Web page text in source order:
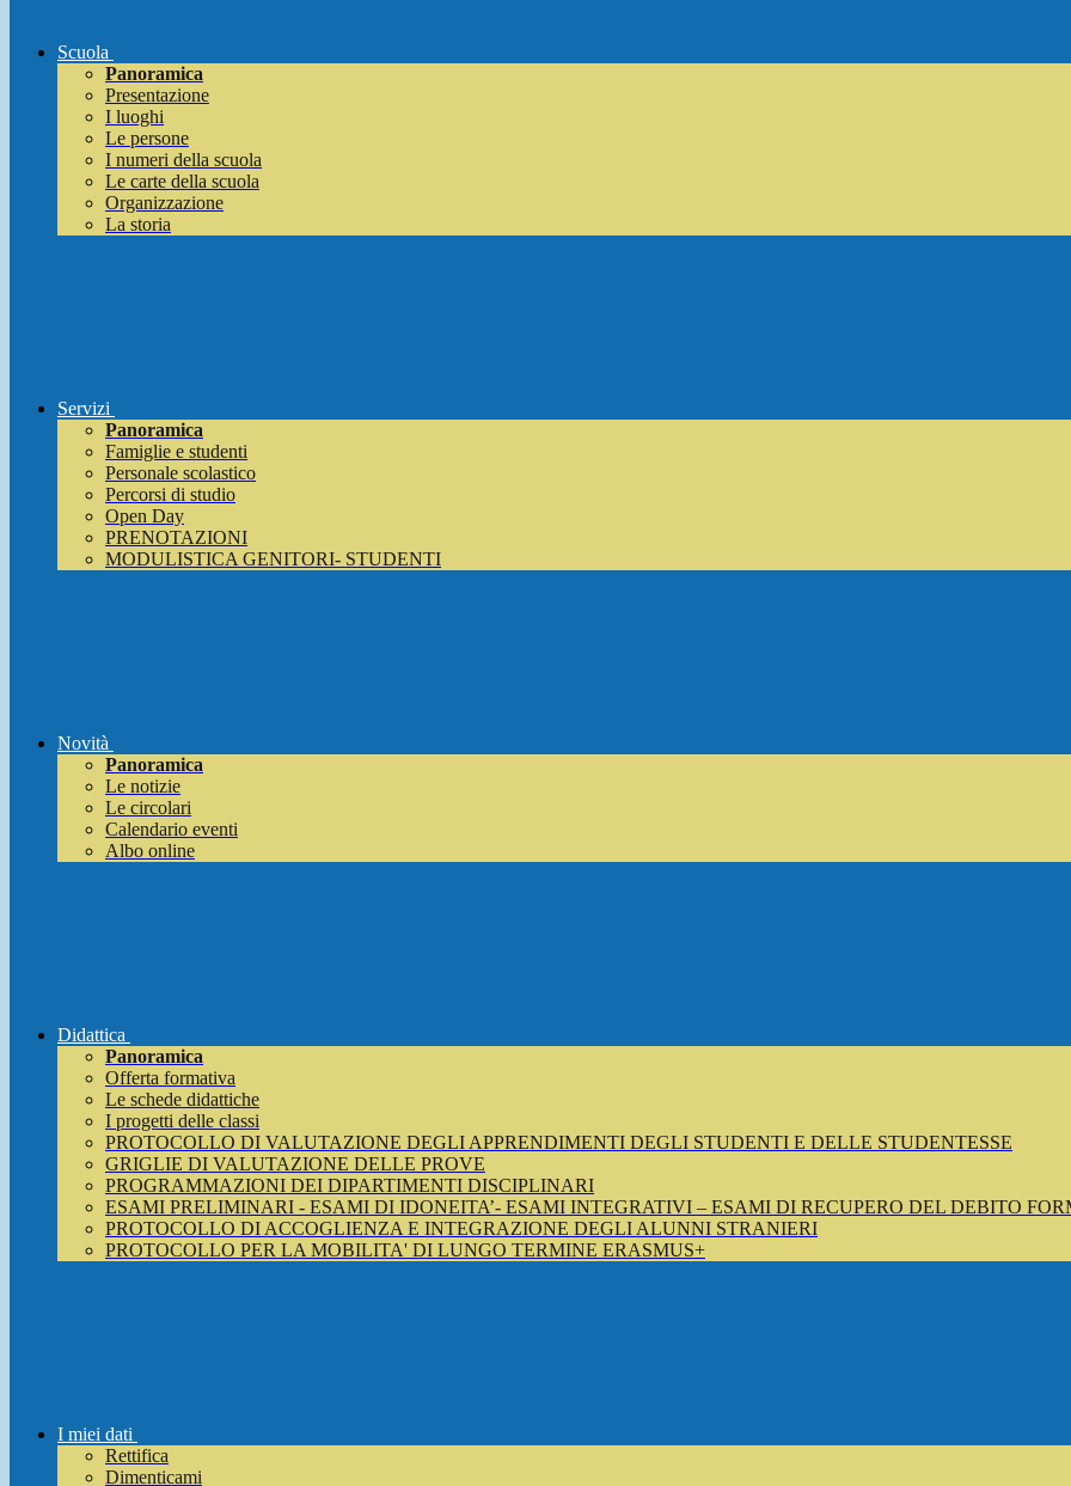
Scuola
Panoramica
Presentazione
I luoghi
Le persone
I numeri della scuola
Le carte della scuola
Organizzazione
La storia
Servizi
Panoramica
Famiglie e studenti
Personale scolastico
Percorsi di studio
Open Day
PRENOTAZIONI
MODULISTICA GENITORI- STUDENTI
Novità
Panoramica
Le notizie
Le circolari
Calendario eventi
Albo online
Didattica
Panoramica
Offerta formativa
Le schede didattiche
I progetti delle classi
PROTOCOLLO DI VALUTAZIONE DEGLI APPRENDIMENTI DEGLI STUDENTI E DELLE STUDENTESSE
GRIGLIE DI VALUTAZIONE DELLE PROVE
PROGRAMMAZIONI DEI DIPARTIMENTI DISCIPLINARI
ESAMI PRELIMINARI - ESAMI DI IDONEITA’- ESAMI INTEGRATIVI – ESAMI DI RECUPERO DEL DEBITO
PROTOCOLLO DI ACCOGLIENZA E INTEGRAZIONE DEGLI ALUNNI STRANIERI
PROTOCOLLO PER LA MOBILITA' DI LUNGO TERMINE ERASMUS+
I miei dati
Rettifica
Dimenticami